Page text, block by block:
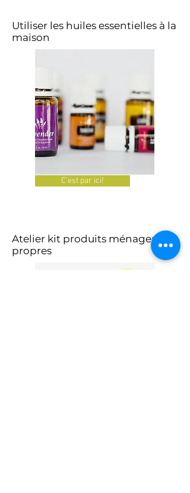
Utiliser les huiles essentielles à la
maison
C'est par ici!
Atelier kit produits ménagers
propres